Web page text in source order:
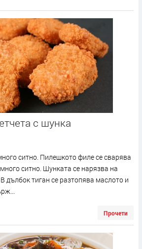
с шунка
ситно. Пилешкото филе се сварява
ситно. Шунката се нарязва на
дълбок тиган се разтопява маслото и
Прочети